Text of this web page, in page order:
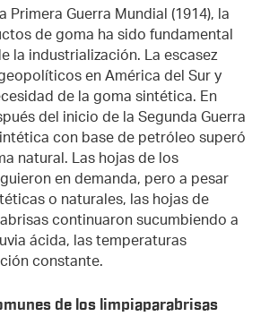
Primera Guerra Mundial (1914), la
de goma ha sido fundamental
la industrialización. La escasez
en América del Sur y
de la goma sintética. En
del inicio de la Segunda Guerra
con base de petróleo superó
natural. Las hojas de los
en demanda, pero a pesar
o naturales, las hojas de
continuaron sucumbiendo a
ácida, las temperaturas
constante.
de los limpiaparabrisas